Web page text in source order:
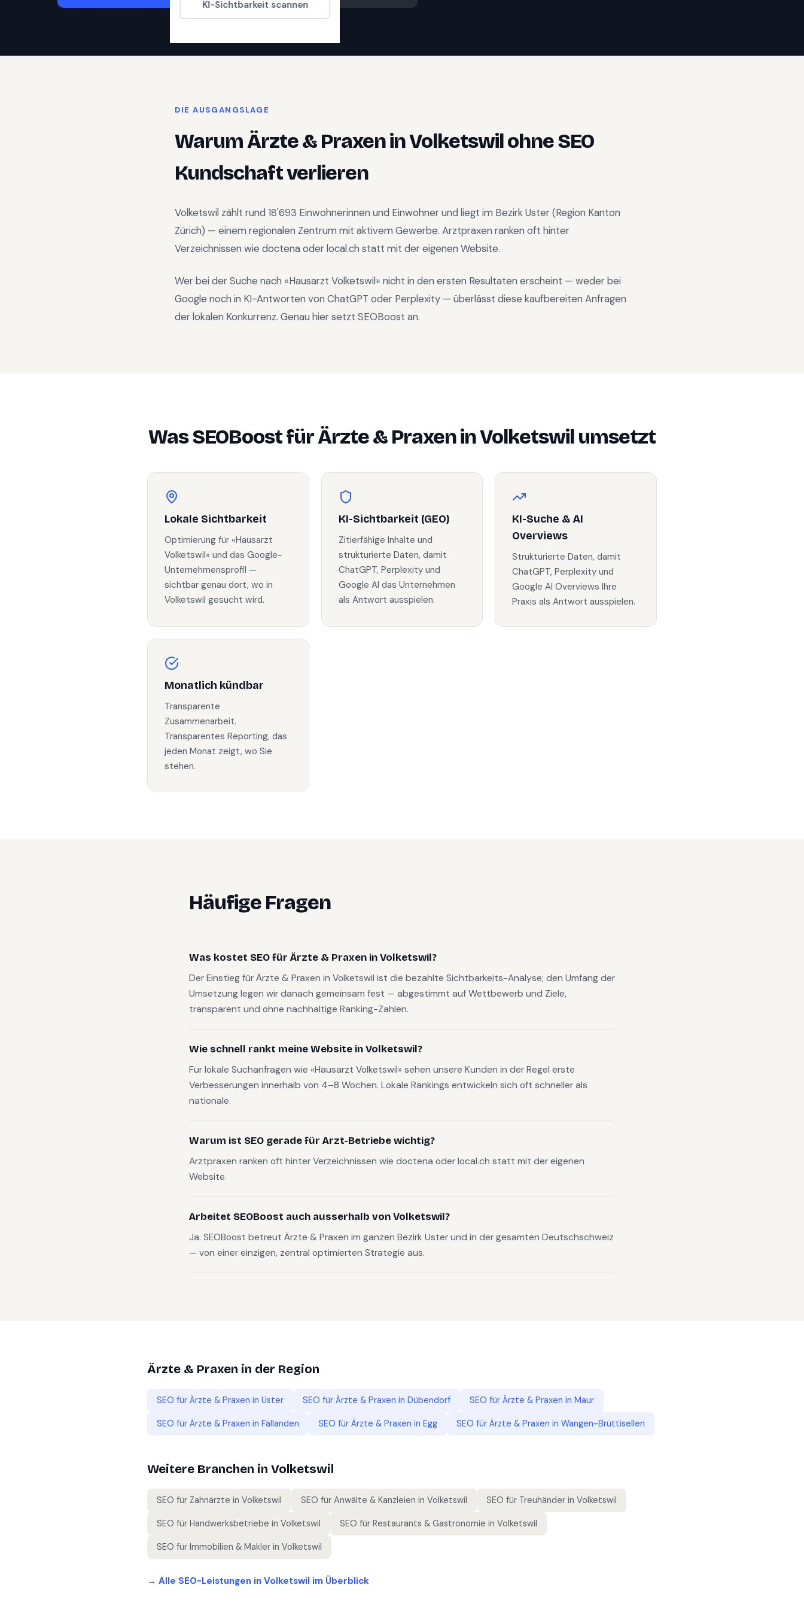
KI-Sichtbarkeit scannen
DIE AUSGANGSLAGE
WarumÄrzte & PraxeninVolketswilohne SEO
Kundschaft verlieren
Volketswil zählt rund 18'693 Einwohnerinnen und Einwohner und liegt im Bezirk Uster(Region Kanton
Zürich) — einem regionalen Zentrum mit aktivem Gewerbe. Arztpraxen ranken oft hinter
Verzeichnissen wie doctena oder local.ch statt mit der eigenen Website.
Wer bei der Suche nach «Hausarzt Volketswil» nicht in den ersten Resultaten erscheint — weder bei
Google noch in KI-Antworten von ChatGPT oder Perplexity — überlässt diese kaufbereiten Anfragen
der lokalen Konkurrenz. Genau hier setzt SEOBoost an.
Was SEOBoost fürÄrzte & PraxeninVolketswilumsetzt
Lokale Sichtbarkeit
Optimierung für «Hausarzt
Volketswil» und das Google-
Unternehmensprofil —
sichtbar genau dort, wo in
Volketswil gesucht wird.
KI-Sichtbarkeit (GEO)
Zitierfähige Inhalte und
strukturierte Daten, damit
ChatGPT, Perplexity und
Google AI das Unternehmen
als Antwort ausspielen.
KI-Suche & AI
Overviews
Strukturierte Daten, damit
ChatGPT, Perplexity und
Google AI Overviews Ihre
Praxis als Antwort ausspielen.
Monatlich kündbar
Transparente
Zusammenarbeit.
Transparentes Reporting, das
jeden Monat zeigt, wo Sie
stehen.
Häufige Fragen
Was kostet SEO für Ärzte & Praxen in Volketswil?
Der Einstieg für Ärzte & Praxen in Volketswil ist die bezahlte Sichtbarkeits-Analyse; den Umfang der
Umsetzung legen wir danach gemeinsam fest — abgestimmt auf Wettbewerb und Ziele,
transparent und ohne nachhaltige Ranking-Zahlen.
Wie schnell rankt meine Website in Volketswil?
Für lokale Suchanfragen wie «Hausarzt Volketswil» sehen unsere Kunden in der Regel erste
Verbesserungen innerhalb von 4–8 Wochen. Lokale Rankings entwickeln sich oft schneller als
nationale.
Warum ist SEO gerade für Arzt-Betriebe wichtig?
Arztpraxen ranken oft hinter Verzeichnissen wie doctena oder local.ch statt mit der eigenen
Website.
Arbeitet SEOBoost auch ausserhalb von Volketswil?
Ja. SEOBoost betreut Ärzte & Praxen im ganzen Bezirk Uster und in der gesamten Deutschschweiz
— von einer einzigen, zentral optimierten Strategie aus.
Ärzte & Praxen in der Region
SEO für Ärzte & Praxen in Uster SEO für Ärzte & Praxen in Dübendorf SEO für Ärzte & Praxen in Maur
SEO für Ärzte & Praxen in Fällanden SEO für Ärzte & Praxen in Egg SEO für Ärzte & Praxen in Wangen-Brüttisellen
Weitere Branchen in Volketswil
SEO für Zahnärzte in Volketswil SEO für Anwälte & Kanzleien in Volketswil SEO für Treuhänder in Volketswil
SEO für Handwerksbetriebe in Volketswil SEO für Restaurants & Gastronomie in Volketswil
SEO für Immobilien & Makler in Volketswil
→ Alle SEO-Leistungen in Volketswil im Überblick